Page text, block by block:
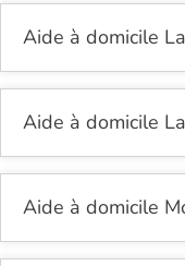
Aide à domicile
Aide à domicile
Aide à domicile